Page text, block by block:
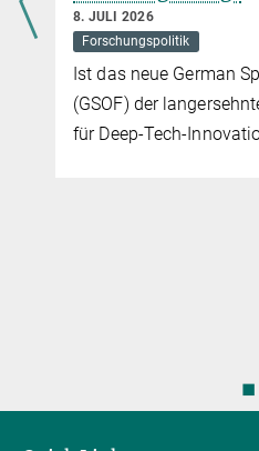
8. JULI 2026
Forschungspolitik
Ist das neue German
(GSOF) der
für Deep-Tech-
◼